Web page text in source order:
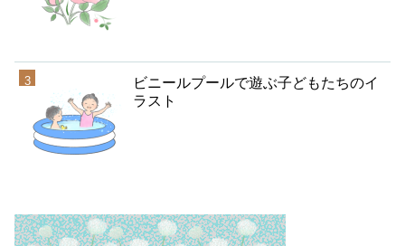
ビニールプールで遊ぶ子どもたちのイ
ラスト